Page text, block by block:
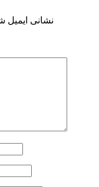
نشانی ایمیل